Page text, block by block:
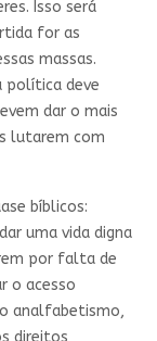
Isso será
for as
massas.
política deve
dar o mais
lutarem com
bíblicos:
uma vida digna
por falta de
o acesso
analfabetismo,